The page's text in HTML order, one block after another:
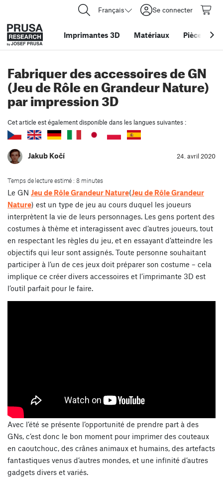
Français Se connecter
Imprimantes 3D Matériaux Pièces &
Fabriquer des accessoires de GN
(Jeu de Rôle en Grandeur Nature)
par impression 3D
Cet article est également disponible dans les langues suivantes :
Jakub Kočí 24. avril 2020
Temps de lecture estimé : 8 minutes
Le GN Jeu de Rôle Grandeur Nature(Jeu de Rôle Grandeur
Nature) est un type de jeu au cours duquel les joueurs
interprètent la vie de leurs personnages. Les gens portent des
costumes à thème et interagissent avec d’autres joueurs, tout
en respectant les règles du jeu, et en essayant d’atteindre les
objectifs qui leur sont assignés. Toute personne souhaitant
participer à l’un de ces jeux doit préparer son costume – cela
implique ce créer divers accessoires et l’imprimante 3D est
l’outil parfait pour le faire.
Avec l’été se présente l’opportunité de prendre part à des
GNs, c’est donc le bon moment pour imprimer des couteaux
en caoutchouc, des crânes animaux et humains, des artefacts
fantastiques venus d’autres mondes, et une infinité d’autres
gadgets divers et variés.